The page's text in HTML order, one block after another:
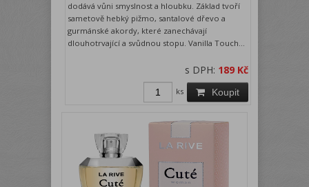
dodává vůni smyslnost a hloubku. Základ tvoří
sametově hebký pižmo, santalové dřevo a
gurmánské akordy, které zanechávají
dlouhotrvající a svůdnou stopu. Vanilla Touch...
s DPH: 189 Kč
Koupit
ks